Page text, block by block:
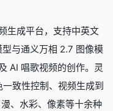
生成平台，支持中英文
与通义万相 2.7 图像模
AI 唱歌视频的创作。灵
致性控制、视频生成到
、水彩、像素等十余种